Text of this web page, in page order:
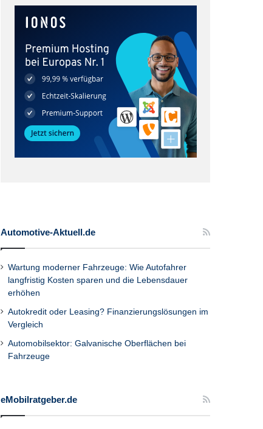
Automotive-Aktuell.de
Wartung moderner Fahrzeuge: Wie Autofahrer
langfristig Kosten sparen und die Lebensdauer
erhöhen
Autokredit oder Leasing? Finanzierungslösungen im
Vergleich
Automobilsektor: Galvanische Oberflächen bei
Fahrzeuge
eMobilratgeber.de